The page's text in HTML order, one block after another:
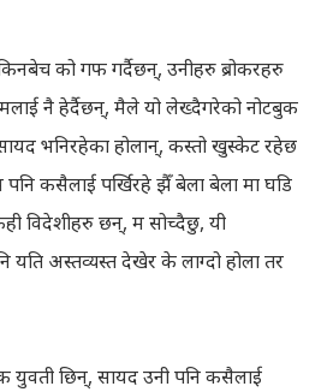
को गफ गर्दैछन्, उनीहरु ब्रोकरहरु
नै हेर्दैछन्, मैले यो लेख्दैगरेको नोटबुक
भनिरहेका होलान्, कस्तो खुस्केट रहेछ
पनि कसैलाई पर्खिरहे झैँ बेला बेला मा घडि
विदेशीहरु छन्, म सोच्दैछु, यी
यति अस्तव्यस्त देखेर के लाग्दो होला तर
युवती छिन्, सायद उनी पनि कसैलाई